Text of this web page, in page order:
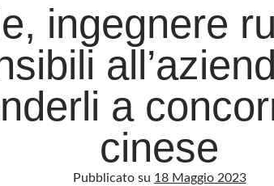
ingegnere
a
cinese
Pubblicato su 18 Maggio 2023